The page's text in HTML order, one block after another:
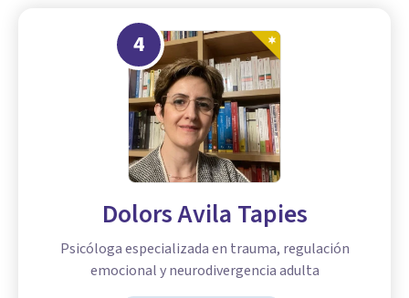
4
Dolors Avila Tapies
Psicóloga especializada en trauma, regulación
emocional y neurodivergencia adulta